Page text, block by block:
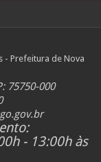
- Prefeitura de Nova
75750-000
- 13:00h às